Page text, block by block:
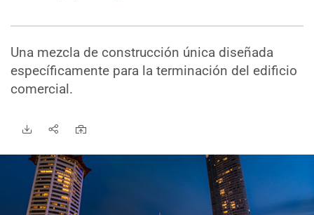
Una mezcla de construcción única diseñada
específicamente para la terminación del edificio
comercial.